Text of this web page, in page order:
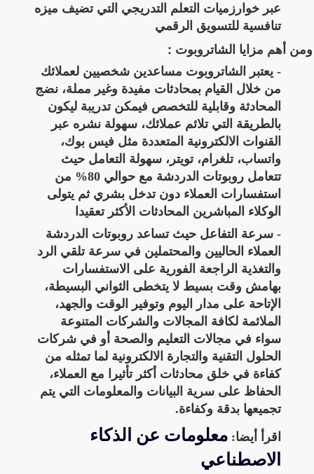
عبر خوارزميات التعلم التدريجي التي تضيف ميزه
تنافسية للتسويق الرقمي
ومن أهم مزايا الشاتروبوت :
- يعتبر الشاتروبوت مساعدين شخصيين لعملائك
من خلال القيام بمحادثات مفيدة وغير مملة، نضج
المحادثة وقابلية للتخصص فيمكن تدريبة ليكون
بالطريقة التي تلائم عملائك، سهولة نشره عبر
القنوات الالكترونية المتعددة مثل فيس بوك،
واتساب، تلغرام، تويتر، سهولة التعامل حيث
تتعامل روبوتات الدردشة مع حوالي 80% من
استفسارات العملاء دون تدخل بشري ثم يتولى
الوكلاء المباشرين المحادثات الأكثر تعقيدا
- سرعة التفاعل حيث تساعد روبوتات الدردشة
العملاء الحاليين والمحتملين في سرعة تلقي الرد
والتغذية الراجعة الفورية على الاستفسارات
بهامش وقت بسيط لا يتخطى الثواني البسيطة،
الإتاحة على مدار اليوم وتوفير الوقت والجهد،
الملائمة لكافة المجالات والشركات المتنوعة
سواء في مجالات التعليم والصحة أو في شركات
الحلول التقنية والتجارة الالكترونية لما تمثله من
كفاءة في خلق محادثات أكثر تأثيرا مع العملاء،
الحفاظ على سرية البيانات والمعلومات التي يتم
تجميعها بدقة وكفاءة.
اقرأ أيضا:معلومات عن الذكاء
الاصطناعي